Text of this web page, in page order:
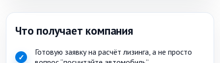
Что получает компания
✓
Готовую заявку на расчёт лизинга, а не просто